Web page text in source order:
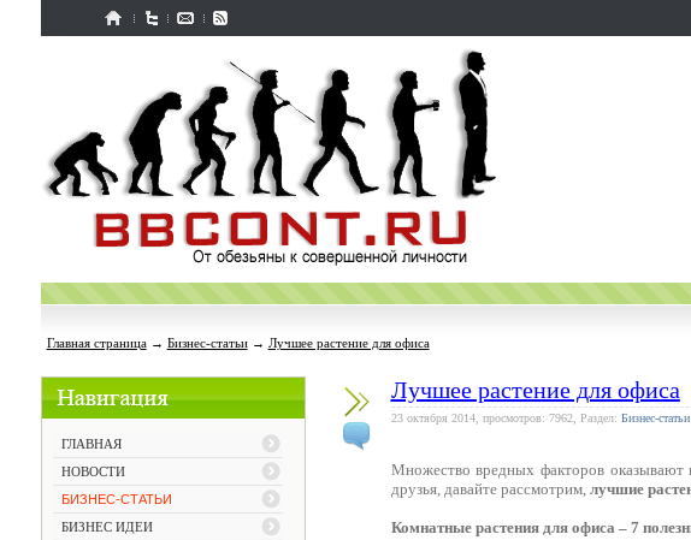
Главная страница→ Бизнес-статьи→ Лучшее растение для офиса
ГЛАВНАЯ
НОВОСТИ
БИЗНЕС-СТАТЬИ
БИЗНЕС ИДЕИ
Лучшее растение для офиса
23 октября 2014, просмотров: 7962, Раздел: Бизнес-статьи
Множество вредных факторов оказывают
друзья, давайте рассмотрим, лучшие
Комнатные растения для офиса – 7